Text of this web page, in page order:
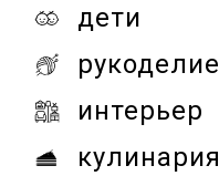
дети
рукоделие
интерьер
кулинария